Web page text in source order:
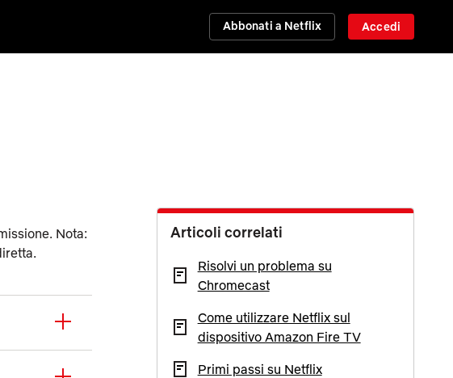
Abbonati a Netflix Accedi
Nota:
Articoli correlati
Risolvi un problema su
Chromecast
Come utilizzare Netflix sul
dispositivo Amazon Fire TV
Primi passi su Netflix